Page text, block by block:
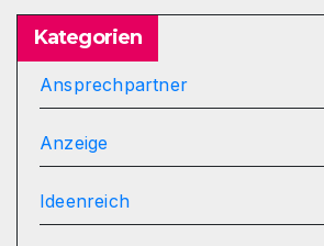
Kategorien
Ansprechpartner
Anzeige
Ideenreich